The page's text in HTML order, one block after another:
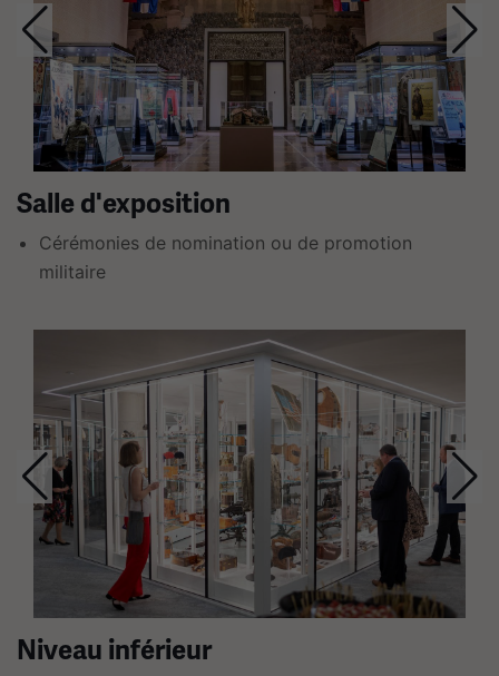
section
contient
plusieurs
diapositives
avec
des
liens.
flèches
pour
naviguer.
Salle d'exposition
Cérémonies de nomination ou de promotion
militaire
Ceci
carrousel.
Cette
section
contient
plusieurs
diapositives
des
liens.
Niveau inférieur